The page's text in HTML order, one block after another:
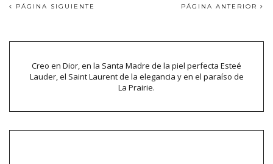
PÁGINA SIGUIENTE PÁGINA ANTERIOR
Creo en Dior, en la Santa Madre de la piel perfecta Esteé
Lauder, el Saint Laurent de la elegancia y en el paraíso de
La Prairie.